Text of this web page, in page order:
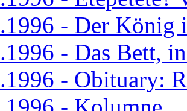
- Der König
- Das Bett,
- Obituary: